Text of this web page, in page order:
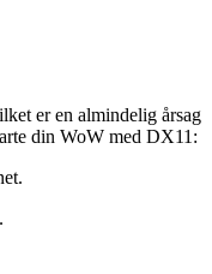
er en almindelig årsag
din WoW med DX11:
.
.